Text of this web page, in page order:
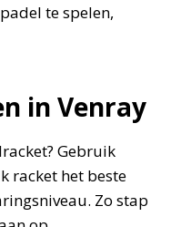
te spelen,
in Venray
Gebruik
racket het beste
Zo stap